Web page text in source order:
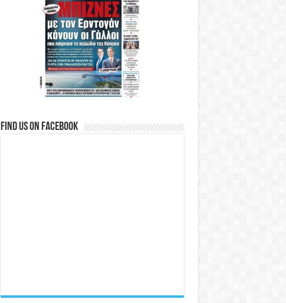
Find us on Facebook